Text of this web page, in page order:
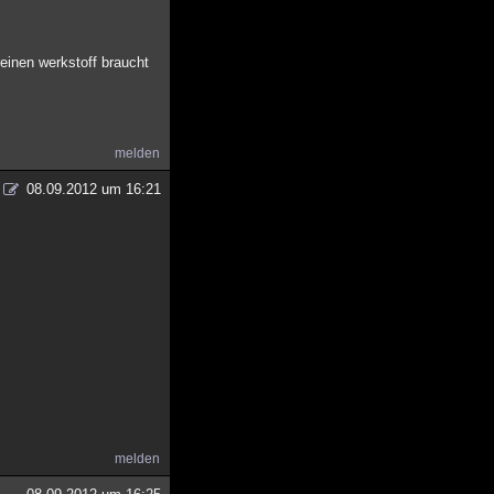
werkstoff braucht
melden
08.09.2012 um 16:21
melden